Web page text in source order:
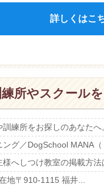
詳しくはこ
所やスクール
練所をお探しのあなた
ング／DogSchool MANA
へしつけ教室の掲載方
地〒910-1115 福井...